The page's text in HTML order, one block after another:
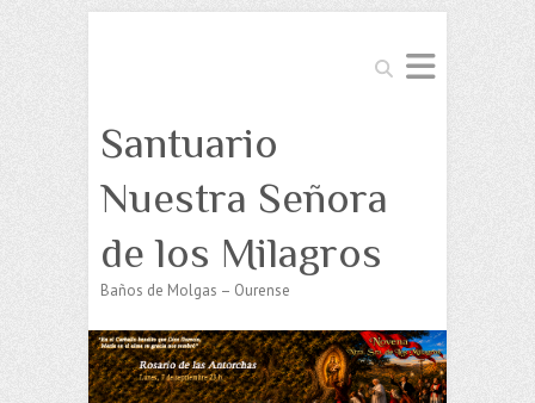
Buscar
Santuario
Nuestra Señora
de los Milagros
Baños de Molgas – Ourense